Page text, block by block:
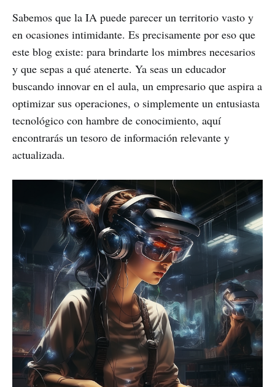
Sabemos que la IA puede parecer un territorio vasto y
en ocasiones intimidante. Es precisamente por eso que
este blog existe: para brindarte los mimbres necesarios
y que sepas a qué atenerte. Ya seas un educador
buscando innovar en el aula, un empresario que aspira a
optimizar sus operaciones, o simplemente un entusiasta
tecnológico con hambre de conocimiento, aquí
encontrarás un tesoro de información relevante y
actualizada.